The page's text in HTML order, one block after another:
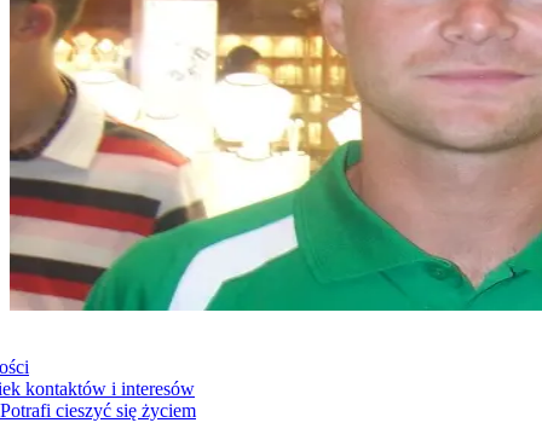
kontaktów i interesów
cieszyć się życiem